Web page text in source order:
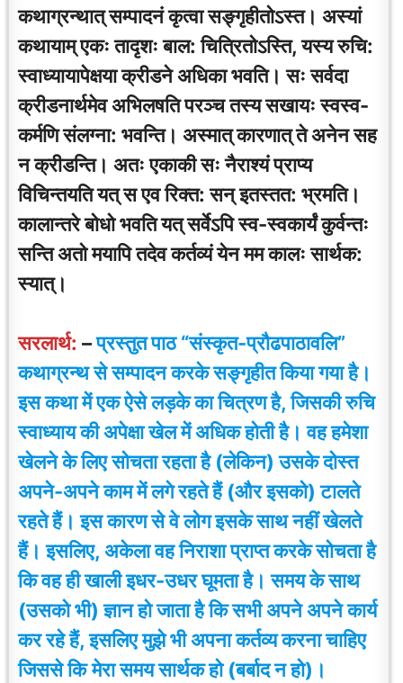
कथाग्रन्थात् सम्पादनं कृत्वा सङ्गृहीतोऽस्त। अस्यां
कथायाम् एकः तादृशः बाल: चित्रितोऽस्ति, यस्य रुचि:
स्वाध्यायापेक्षया क्रीडने अधिका भवति। सः सर्वदा
क्रीडनार्थमेव अभिलषति परञ्च तस्य सखायः स्वस्व-
कर्मणि संलग्ना: भवन्ति। अस्मात् कारणात् ते अनेन सह
न क्रीडन्ति। अतः एकाकी सः नैराश्यं प्राप्य
विचिन्तयति यत् स एव रिक्त: सन् इतस्तत: भ्रमति।
कालान्तरे बोधो भवति यत् सर्वेऽपि स्व-स्वकार्यं कुर्वन्तः
सन्ति अतो मयापि तदेव कर्तव्यं येन मम कालः सार्थक:
स्यात्।
सरलार्थ: –प्रस्तुत पाठ “संस्कृत-प्रौढपाठावलि”
कथाग्रन्थ से सम्पादन करके सङ्गृहीत किया गया है।
इस कथा में एक ऐसे लड़के का चित्रण है, जिसकी रुचि
स्वाध्याय की अपेक्षा खेल में अधिक होती है। वह हमेशा
खेलने के लिए सोचता रहता है (लेकिन) उसके दोस्त
अपने-अपने काम में लगे रहते हैं (और इसको) टालते
रहते हैं। इस कारण से वे लोग इसके साथ नहीं खेलते
हैं। इसलिए, अकेला वह निराशा प्राप्त करके सोचता है
कि वह ही खाली इधर-उधर घूमता है। समय के साथ
(उसको भी) ज्ञान हो जाता है कि सभी अपने अपने कार्य
कर रहे हैं, इसलिए मुझे भी अपना कर्तव्य करना चाहिए
जिससे कि मेरा समय सार्थक हो (बर्बाद न हो)।